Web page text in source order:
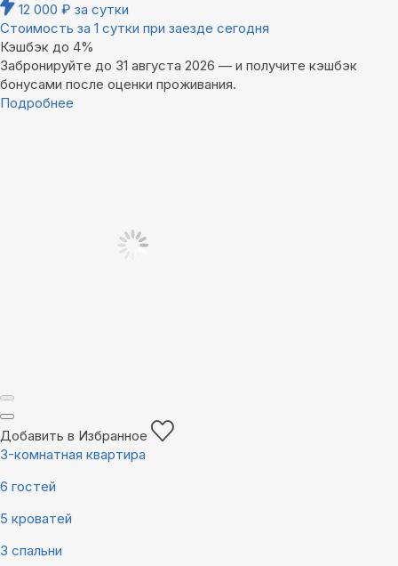
12 000 ₽ за сутки
Стоимость за 1 сутки при заезде сегодня
Кэшбэк до 4%
Забронируйте до 31 августа 2026 — и получите кэшбэк
бонусами после оценки проживания.
Подробнее
Добавить в Избранное
3-комнатная квартира
6 гостей
5 кроватей
3 спальни